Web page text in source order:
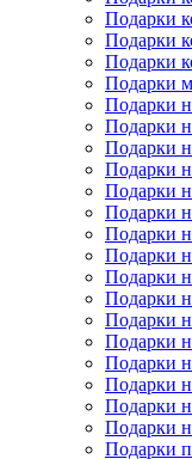
Подарки
Подарки
Подарки
Подарки
Подарки
Подарки
Подарки
Подарки
Подарки
Подарки
Подарки
Подарки
Подарки
Подарки
Подарки
Подарки
Подарки
Подарки
Подарки
Подарки
Подарки